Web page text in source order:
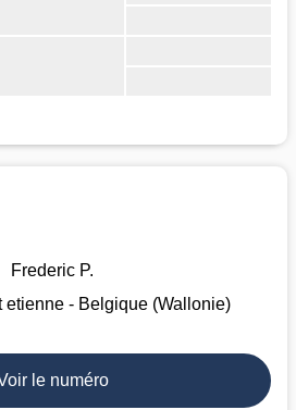
Frederic P.
etienne - Belgique (Wallonie)
le numéro